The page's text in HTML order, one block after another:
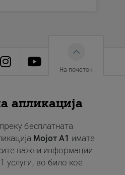
На почеток
апликација
бесплатната
Мојот A1 имате
важни информации
услуги, во било кое